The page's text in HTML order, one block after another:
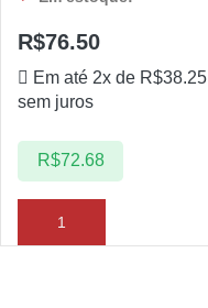
R$76.50
Em até 2x de R$38.25
sem juros
R$72.68